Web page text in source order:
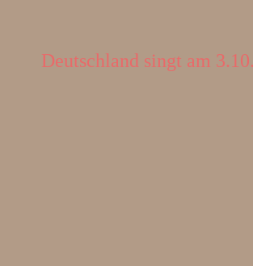
Deutschland singt am 3.10.